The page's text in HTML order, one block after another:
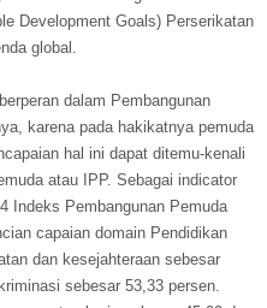
Development Goals) Perserikatan
global.
dalam Pembangunan
karena pada hakikatnya pemuda
hal ini dapat ditemu-kenali
atau IPP. Sebagai indicator
Indeks Pembangunan Pemuda
capaian domain Pendidikan
dan kesejahteraan sebesar
sebesar 53,33 persen.